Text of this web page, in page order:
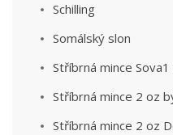
Schilling
Somálský slon
Stříbrná mince Sova1
Stříbrná mince 2 oz
Stříbrná mince 2 oz